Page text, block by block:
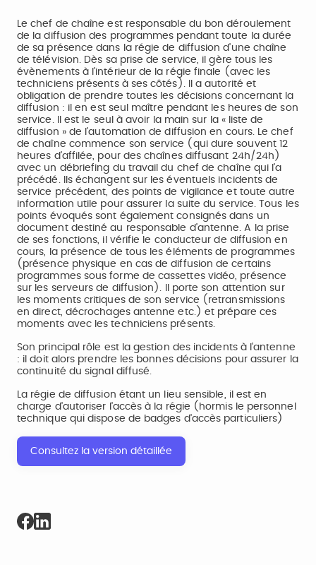
Le chef de chaîne est responsable du bon déroulement
de la diffusion des programmes pendant toute la durée
de sa présence dans la régie de diffusion d'une chaîne
de télévision. Dès sa prise de service, il gère tous les
évènements à l'intérieur de la régie finale (avec les
techniciens présents à ses côtés). Il a autorité et
obligation de prendre toutes les décisions concernant la
diffusion : il en est seul maître pendant les heures de son
service. Il est le seul à avoir la main sur la « liste de
diffusion » de l'automation de diffusion en cours. Le chef
de chaîne commence son service (qui dure souvent 12
heures d'affilée, pour des chaînes diffusant 24h/24h)
avec un débriefing du travail du chef de chaîne qui l'a
précédé. Ils échangent sur les éventuels incidents de
service précédent, des points de vigilance et toute autre
information utile pour assurer la suite du service. Tous les
points évoqués sont également consignés dans un
document destiné au responsable d'antenne. A la prise
de ses fonctions, il vérifie le conducteur de diffusion en
cours, la présence de tous les éléments de programmes
(présence physique en cas de diffusion de certains
programmes sous forme de cassettes vidéo, présence
sur les serveurs de diffusion). Il porte son attention sur
les moments critiques de son service (retransmissions
en direct, décrochages antenne etc.) et prépare ces
moments avec les techniciens présents.
Son principal rôle est la gestion des incidents à l'antenne
: il doit alors prendre les bonnes décisions pour assurer la
continuité du signal diffusé.
La régie de diffusion étant un lieu sensible, il est en
charge d'autoriser l'accès à la régie (hormis le personnel
technique qui dispose de badges d'accès particuliers)
Consultez la version détaillée